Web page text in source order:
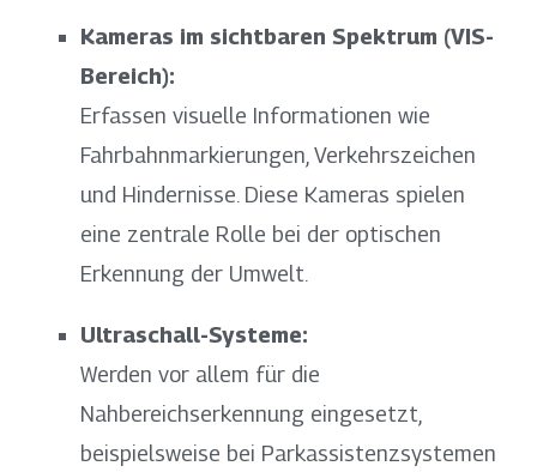
Kameras im sichtbaren Spektrum (VIS-
Bereich):
Erfassen visuelle Informationen wie
Fahrbahnmarkierungen, Verkehrszeichen
und Hindernisse. Diese Kameras spielen
eine zentrale Rolle bei der optischen
Erkennung der Umwelt.
Ultraschall-Systeme:
Werden vor allem für die
Nahbereichserkennung eingesetzt,
beispielsweise bei Parkassistenzsystemen